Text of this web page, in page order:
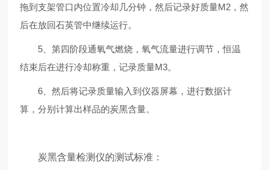
拖到支架管口内位置冷却几分钟，然后记录好质量M2，然
后在放回石英管中继续运行。
5、第四阶段通氧气燃烧，氧气流量进行调节，恒温
结束后在进行冷却称重，记录质量M3。
6、然后将记录质量输入到仪器屏幕，进行数据计
算，分别计算出样品的炭黑含量。
炭黑含量检测仪的测试标准：